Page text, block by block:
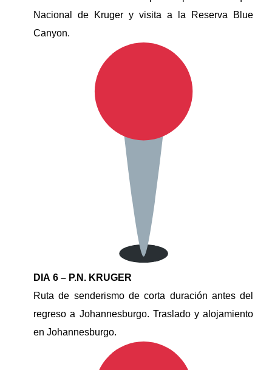
Nacional de Kruger y visita a la Reserva Blue
Canyon.
DIA 6 – P.N. KRUGER
Ruta de senderismo de corta duración antes del
regreso a Johannesburgo. Traslado y alojamiento
en Johannesburgo.